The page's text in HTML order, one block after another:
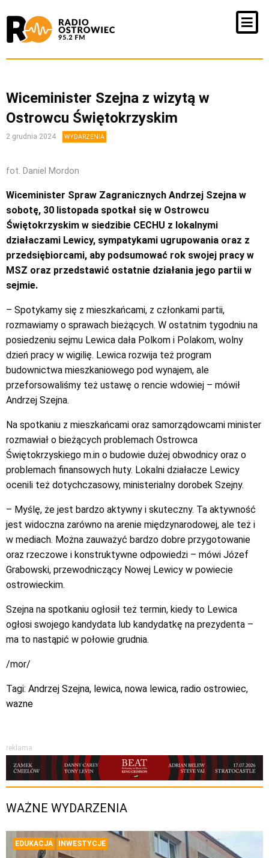
Wiceminister Szejna z wizytą w
Ostrowcu Świętokrzyskim
2 grudnia 2024 WYDARZENIA
fot. Daniel Mordon
Wiceminister Spraw Zagranicznych Andrzej Szejna w
sobotę, 30 listopada spotkał się w Ostrowcu
Świętokrzyskim w siedzibie CECHU z lokalnymi
działaczami Lewicy, sympatykami ugrupowania oraz z
przedsiębiorcami, aby podsumować rok swojej pracy w
MSZ oraz przedstawić ostatnie działania jego partii w
sejmie.
– Spotykamy się z mieszkańcami, z członkami partii,
rozmawiamy o sprawach bieżących. W ostatnim tygodniu na
posiedzeniu sejmu Lewica dała Polkom i Polakom, wolny
dzień pracy w wigilię. Lewica rozwija też program
budownictwa mieszkaniowego pod wynajem, ale
przeforsowaliśmy też ustawę o rencie wdowiej – mówił
Andrzej Szejna.
Na spotkaniu z mieszkańcami oraz samorządowcami minister
rozmawiał o bieżących problemach Ostrowca
Świętokrzyskiego m.in o budowie dużej obwodnicy oraz o
problemach finansowych huty. Lokalni działacze Lewicy
ocenili też dotychczasowy, ministerialny dorobek Szejny.
– Myślę, że jest bardzo aktywny i skuteczny. Ta aktywność
jest widoczna zarówno na arenie międzynarodowej, ale też i
w mediach. Można zauważyć bardzo dobre przygotowanie
oraz rzeczowe i konstruktywne odpowiedzi – mówi Józef
Grabowski, przewodniczący Nowej Lewicy w powiecie
ostrowieckim.
Szejna na spotkaniu ogłosił też termin, kiedy to Lewica
ogłosi swojego kandydata lub kandydatkę na prezydenta –
ma to nastąpić w połowie grudnia.
/mor/
Tagi: Andrzej Szejna, lewica, nowa lewica, radio ostrowiec,
wazne
reklama
WAŻNE WYDARZENIA
EDUKACJA INWESTYCJE